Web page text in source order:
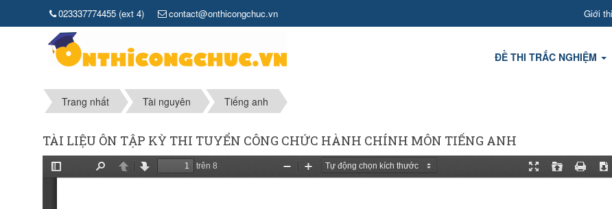
023337774455 (ext 4) contact@onthicongchuc.vn Giới
ĐỀ THI TRẮC NGHIỆM
Trang nhất Tài nguyên Tiếng anh
TÀI LIỆU ÔN TẬP KỲ THI TUYỂN CÔNG CHỨC HÀNH CHÍNH MÔN TIẾNG ANH